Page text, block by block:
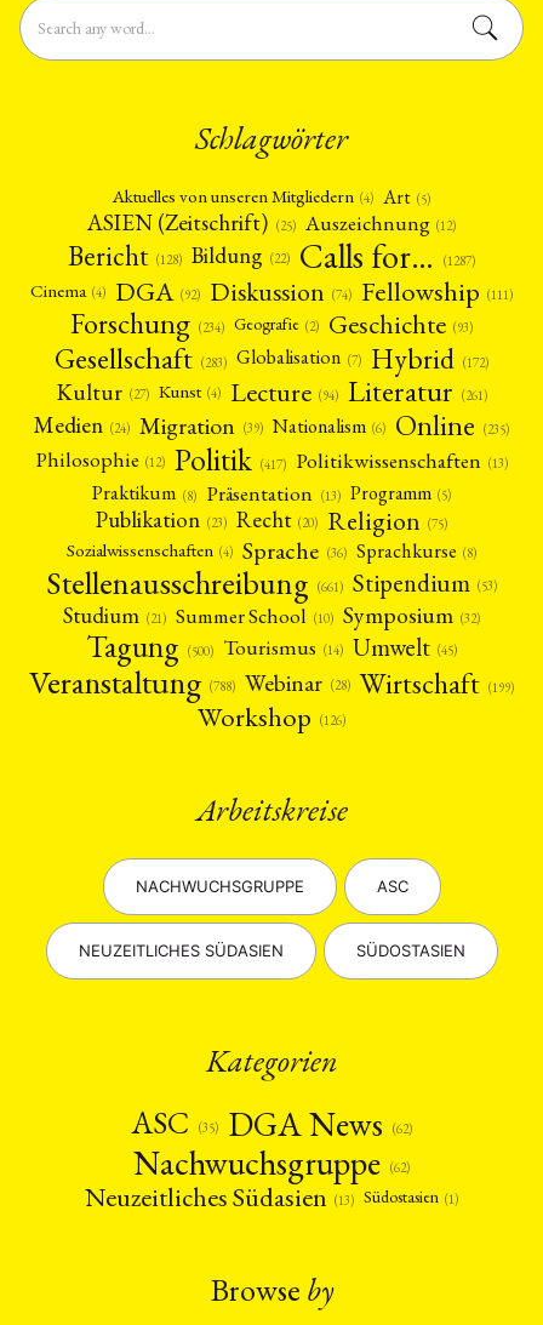
Schlagwörter
Aktuelles von unseren Mitgliedern (4) Art (5)
ASIEN (Zeitschrift) (25) Auszeichnung (12)
Bericht (128) Bildung (22) Calls for… (1287)
Cinema (4) DGA (92) Diskussion (74) Fellowship (111)
Forschung (234) Geografie (2) Geschichte (93)
Gesellschaft (283) Globalisation (7) Hybrid (172)
Kultur (27) Kunst (4) Lecture (94) Literatur (261)
Medien (24) Migration (39) Nationalism (6) Online (235)
Philosophie (12) Politik (417) Politikwissenschaften (13)
Praktikum (8) Präsentation (13) Programm (5)
Publikation (23) Recht (20) Religion (75)
Sozialwissenschaften (4) Sprache (36) Sprachkurse (8)
Stellenausschreibung (661) Stipendium (53)
Studium (21) Summer School (10) Symposium (32)
Tagung (500) Tourismus (14) Umwelt (45)
Veranstaltung (788) Webinar (28) Wirtschaft (199)
Workshop (126)
Arbeitskreise
NACHWUCHSGRUPPE ASC
NEUZEITLICHES SÜDASIEN SÜDOSTASIEN
Kategorien
ASC
(35) DGA News (62)
Nachwuchsgruppe (62)
Neuzeitliches Südasien (13) Südostasien (1)
Browse by